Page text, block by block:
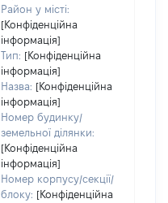
Район у місті:
[Конфіденційна
інформація]
Тип: [Конфіденційна
інформація]
Назва: [Конфіденційна
інформація]
Номер будинку/
земельної ділянки:
[Конфіденційна
інформація]
Номер корпусу/секції/
блоку: [Конфіденційна